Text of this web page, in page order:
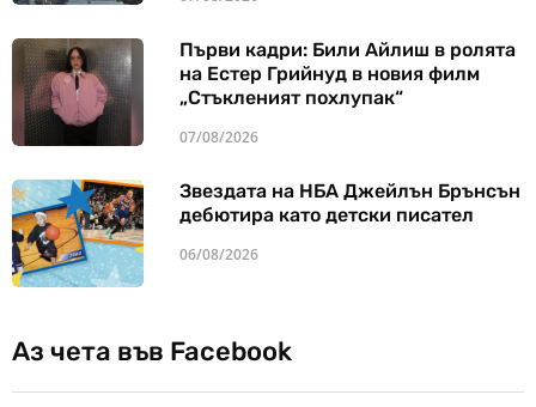
Първи кадри: Били Айлиш в ролята
на Естер Грийнуд в новия филм
„Стъкленият похлупак“
07/08/2026
Звездата на НБА Джейлън Брънсън
дебютира като детски писател
06/08/2026
Аз чета във Facebook